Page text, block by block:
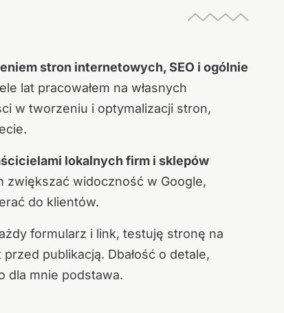
stron internetowych, SEO i ogólnie
lat pracowałem na własnych
w tworzeniu i optymalizacji stron,
lokalnych firm i sklepów
zwiększać widoczność w Google,
do klientów.
formularz i link, testuję stronę na
publikacją. Dbałość o detale,
dla mnie podstawa.